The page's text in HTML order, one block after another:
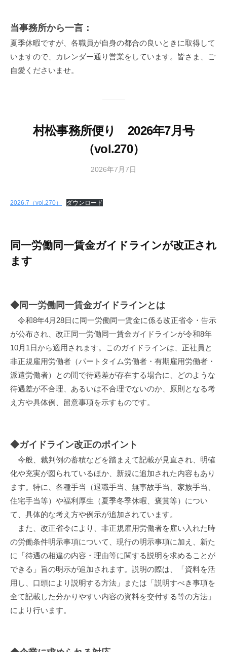
当事務所から一言：
夏季休暇ですが、各職員が自身の都合の良いときに取得して
いますので、カレンダー通り営業をしています。皆さま、ご
自愛くださいませ。
村松事務所便り 2026年7月号
（vol.270）
2026年7月7日
o
2026.7（vol.270） ダウンロード
同一労働同一賃金ガイドラインが改正され
ます
◆同一労働同一賃金ガイドラインとは
令和8年4月28日に同一労働同一賃金に係る改正省令・告示
が公布され、改正同一労働同一賃金ガイドラインが令和8年
10月1日から適用されます。このガイドラインは、正社員と
非正規雇用労働者（パートタイム労働者・有期雇用労働者・
派遣労働者）との間で待遇差が存在する場合に、どのような
待遇差が不合理、あるいは不合理でないのか、原則となる考
え方や具体例、留意事項を示すものです。
◆ガイドライン改正のポイント
今般、裁判例の蓄積などを踏まえて記載が見直され、明確
化や充実が図られているほか、新規に追加された内容もあり
ます。特に、各種手当（退職手当、無事故手当、家族手当、
住宅手当等）や福利厚生（夏季冬季休暇、褒賞等）につい
て、具体的な考え方や例示が追加されています。
また、改正省令により、非正規雇用労働者を雇い入れた時
の労働条件明示事項について、現行の明示事項に加え、新た
に「待遇の相違の内容・理由等に関する説明を求めることが
できる」旨の明示が追加されます。説明の際は、「資料を活
用し、口頭により説明する方法」または「説明すべき事項を
全て記載した分かりやすい内容の資料を交付する等の方法」
により行います。